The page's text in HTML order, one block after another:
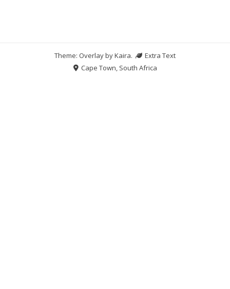
Theme: Overlay byKaira.
Extra Text
Cape Town, South Africa